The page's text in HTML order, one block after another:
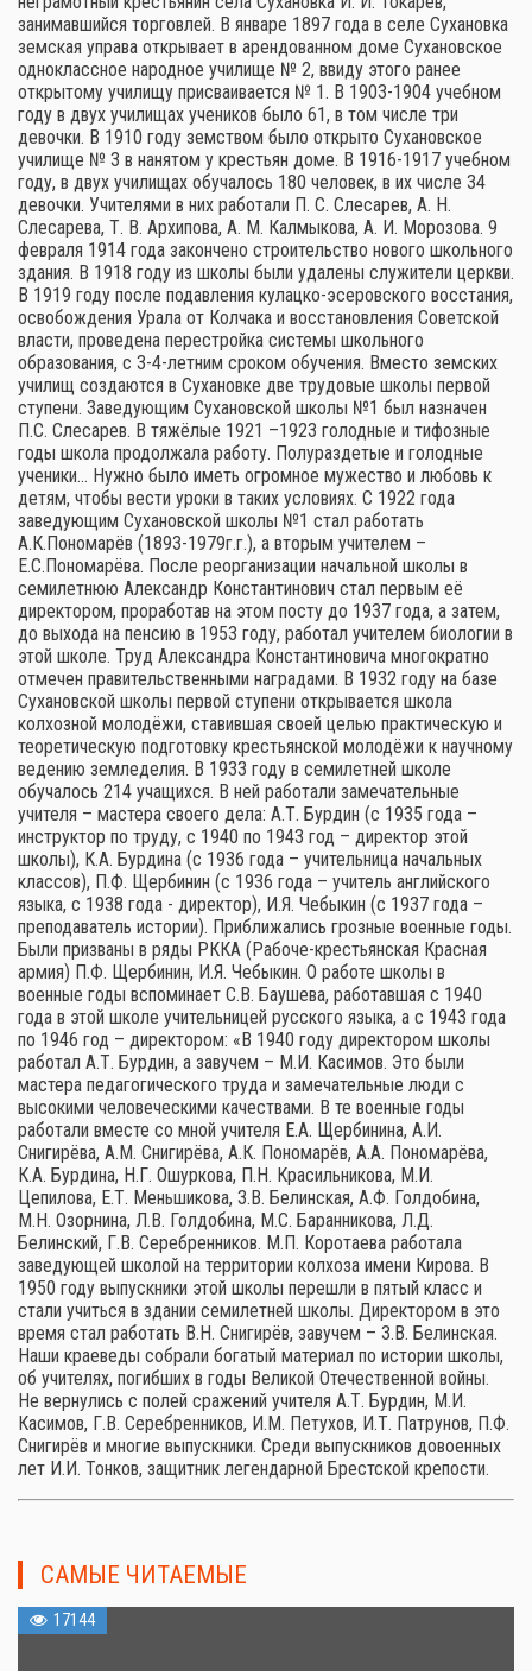
занимавшийся торговлей. В январе 1897 года в селе Сухановка
земская управа открывает в арендованном доме Сухановское
одноклассное народное училище № 2, ввиду этого ранее
открытому училищу присваивается № 1. В 1903-1904 учебном
году в двух училищах учеников было 61, в том числе три
девочки. В 1910 году земством было открыто Сухановское
училище № 3 в нанятом у крестьян доме. В 1916-1917 учебном
году, в двух училищах обучалось 180 человек, в их числе 34
девочки. Учителями в них работали П. С. Слесарев, А. Н.
Слесарева, Т. В. Архипова, А. М. Калмыкова, А. И. Морозова. 9
февраля 1914 года закончено строительство нового школьного
здания. В 1918 году из школы были удалены служители церкви.
В 1919 году после подавления кулацко-эсеровского восстания,
освобождения Урала от Колчака и восстановления Советской
власти, проведена перестройка системы школьного
образования, с 3-4-летним сроком обучения. Вместо земских
училищ создаются в Сухановке две трудовые школы первой
ступени. Заведующим Сухановской школы №1 был назначен
П.С. Слесарев. В тяжёлые 1921 –1923 голодные и тифозные
годы школа продолжала работу. Полураздетые и голодные
ученики… Нужно было иметь огромное мужество и любовь к
детям, чтобы вести уроки в таких условиях. С 1922 года
заведующим Сухановской школы №1 стал работать
А.К.Пономарёв (1893-1979г.г.), а вторым учителем –
Е.С.Пономарёва. После реорганизации начальной школы в
семилетнюю Александр Константинович стал первым её
директором, проработав на этом посту до 1937 года, а затем,
до выхода на пенсию в 1953 году, работал учителем биологии в
этой школе. Труд Александра Константиновича многократно
отмечен правительственными наградами. В 1932 году на базе
Сухановской школы первой ступени открывается школа
колхозной молодёжи, ставившая своей целью практическую и
теоретическую подготовку крестьянской молодёжи к научному
ведению земледелия. В 1933 году в семилетней школе
обучалось 214 учащихся. В ней работали замечательные
учителя – мастера своего дела: А.Т. Бурдин (с 1935 года –
инструктор по труду, с 1940 по 1943 год – директор этой
школы), К.А. Бурдина (с 1936 года – учительница начальных
классов), П.Ф. Щербинин (с 1936 года – учитель английского
языка, с 1938 года - директор), И.Я. Чебыкин (с 1937 года –
преподаватель истории). Приближались грозные военные годы.
Были призваны в ряды РККА (Рабоче-крестьянская Красная
армия) П.Ф. Щербинин, И.Я. Чебыкин. О работе школы в
военные годы вспоминает С.В. Баушева, работавшая с 1940
года в этой школе учительницей русского языка, а с 1943 года
по 1946 год – директором: «В 1940 году директором школы
работал А.Т. Бурдин, а завучем – М.И. Касимов. Это были
мастера педагогического труда и замечательные люди с
высокими человеческими качествами. В те военные годы
работали вместе со мной учителя Е.А. Щербинина, А.И.
Снигирёва, А.М. Снигирёва, А.К. Пономарёв, А.А. Пономарёва,
К.А. Бурдина, Н.Г. Ошуркова, П.Н. Красильникова, М.И.
Цепилова, Е.Т. Меньшикова, З.В. Белинская, А.Ф. Голдобина,
М.Н. Озорнина, Л.В. Голдобина, М.С. Баранникова, Л.Д.
Белинский, Г.В. Серебренников. М.П. Коротаева работала
заведующей школой на территории колхоза имени Кирова. В
1950 году выпускники этой школы перешли в пятый класс и
стали учиться в здании семилетней школы. Директором в это
время стал работать В.Н. Снигирёв, завучем – З.В. Белинская.
Наши краеведы собрали богатый материал по истории школы,
об учителях, погибших в годы Великой Отечественной войны.
Не вернулись с полей сражений учителя А.Т. Бурдин, М.И.
Касимов, Г.В. Серебренников, И.М. Петухов, И.Т. Патрунов, П.Ф.
Снигирёв и многие выпускники. Среди выпускников довоенных
лет И.И. Тонков, защитник легендарной Брестской крепости.
САМЫЕ ЧИТАЕМЫЕ
17144